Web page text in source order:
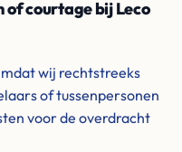
of courtage bij Leco
wij rechtstreeks
of tussenpersonen
voor de overdracht